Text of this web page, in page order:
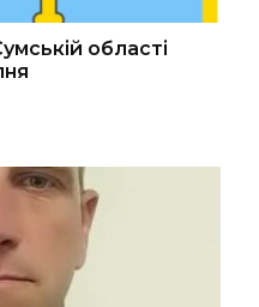
області